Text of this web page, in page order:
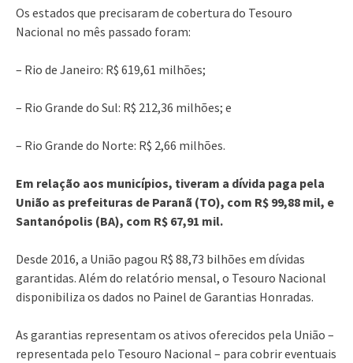
Os estados que precisaram de cobertura do Tesouro
Nacional no mês passado foram:
– Rio de Janeiro: R$ 619,61 milhões;
– Rio Grande do Sul: R$ 212,36 milhões; e
– Rio Grande do Norte: R$ 2,66 milhões.
Em relação aos municípios, tiveram a dívida paga pela
União as prefeituras de Paranã (TO), com R$ 99,88 mil, e
Santanópolis (BA), com R$ 67,91 mil.
Desde 2016, a União pagou R$ 88,73 bilhões em dívidas
garantidas. Além do relatório mensal, o Tesouro Nacional
disponibiliza os dados no Painel de Garantias Honradas.
As garantias representam os ativos oferecidos pela União –
representada pelo Tesouro Nacional – para cobrir eventuais